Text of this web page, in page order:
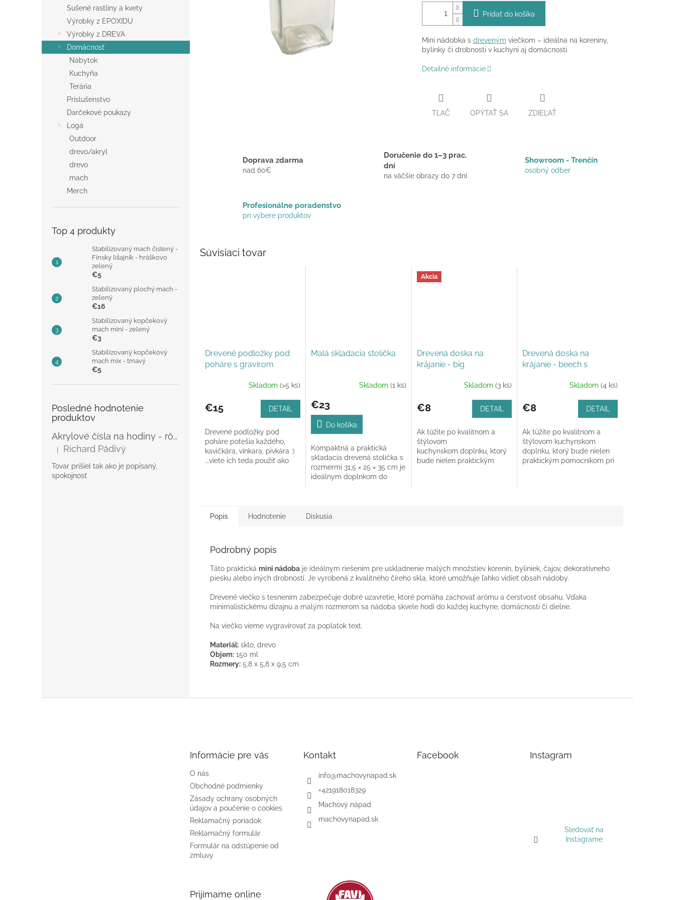
Sušené rastliny a kvety
Výrobky z EPOXIDU
Výrobky z DREVA
Domácnosť
Nábytok
Kuchyňa
Terária
Príslušenstvo
Darčekové poukazy
Logá
Outdoor
drevo/akryl
drevo
mach
Merch
Top 4 produkty
Stabilizovaný mach čistený -
Fínsky lišajník - hráškovo
zelený
€5
Stabilizovaný plochý mach -
zelený
€16
Stabilizovaný kopčekový
mach mini - zelený
€3
Stabilizovaný kopčekový
mach mix - tmavý
€5
Posledné hodnotenie
produktov
Akrylové čísla na hodiny - rôzne
Hodnotenie produktu je 5 z 5 hviezdičiek.
| Richard Pádivý
Tovar prišiel tak ako je popísaný,
spokojnosť
Pridať do košíka
Mini nádobka s dreveným viečkom – ideálna na koreniny,
bylinky či drobnosti v kuchyni aj domácnosti.
Detailné informácie
TLAČ OPÝTAŤ SA ZDIEĽAŤ
Doprava zdarma
nad 60€
Doručenie do 1–3 prac.
dní
na väčšie obrazy do 7 dní
Showroom - Trenčín
osobný odber
Profesionálne poradenstvo
pri výbere produktov
Súvisiaci tovar
Drevené podložky pod
poháre s gravírom
Skladom (>5 ks)
€15 DETAIL
Drevené podložky pod
poháre potešia každého,
kavičkára, vínkara, pivkára :)
...viete ich teda použiť ako
Malá skladacia stolička
Skladom (1 ks)
€23
Do košíka
Kompaktná a praktická
skladacia drevená stolička s
rozmermi 31,5 × 25 × 35 cm je
ideálnym doplnkom do
Akcia
Drevená doska na
krájanie - big
Skladom(3 ks)
€8 DETAIL
Ak túžite po kvalitnom a
štýlovom
kuchynskom doplnku, ktorý
bude nielen praktickým
Drevená doska na
krájanie - beech s
Skladom (4 ks)
€8 DETAIL
Ak túžite po kvalitnom a
štýlovom kuchynskom
doplnku, ktorý bude nielen
praktickým pomocníkom pri
Popis Hodnotenie Diskusia
Podrobný popis
Táto praktická mini nádoba je ideálnym riešením pre uskladnenie malých množstiev korenín, byliniek, čajov, dekoratívneho
piesku alebo iných drobností. Je vyrobená z kvalitného číreho skla, ktoré umožňuje ľahko vidieť obsah nádoby.
Drevené viečko s tesnením zabezpečuje dobré uzavretie, ktoré pomáha zachovať arómu a čerstvosť obsahu. Vďaka
minimalistickému dizajnu a malým rozmerom sa nádoba skvele hodí do každej kuchyne, domácnosti či dielne.
Na viečko vieme vygravírovať za poplatok text.
Materiál: sklo, drevo
Objem: 150 ml
Rozmery: 5,8 x 5,8 x 9,5 cm
Informácie pre vás
O nás
Obchodné podmienky
Zásady ochrany osobných
údajov a poučenie o cookies
Reklamačný poriadok
Reklamačný formulár
Formulár na odstúpenie od
zmluvy
Kontakt
info@machovynapad.sk
+421918018329
Machový nápad
machovynapad.sk
Facebook Instagram
Sledovať na
Instagrame
Prijímame online